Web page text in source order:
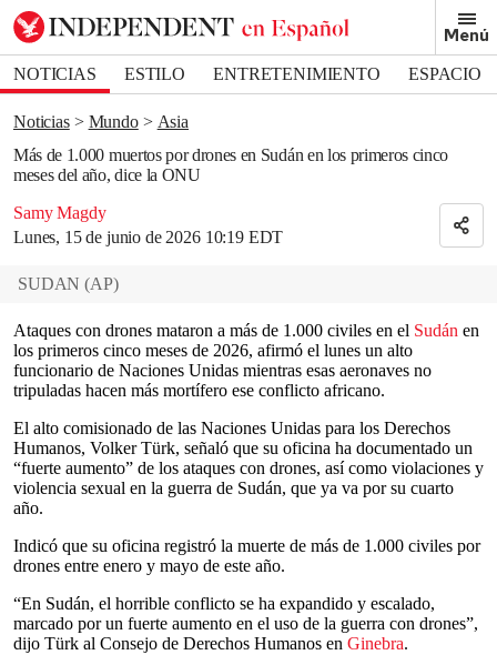
Menú
NOTICIAS ESTILO ENTRETENIMIENTO
ESPACIO
DEPORTES
Noticias Mundo
Asia
Más de 1.000 muertos por drones en Sudán en los primeros cinco
meses del año, dice la ONU
Samy Magdy
Lunes, 15 de junio de 2026 10:19 EDT
Bookmark popover
Removed from bookmarks
Close popover
SUDAN (AP)
Ataques con drones mataron a más de 1.000 civiles en el Sudán en
los primeros cinco meses de 2026, afirmó el lunes un alto
funcionario de Naciones Unidas mientras esas aeronaves no
tripuladas hacen más mortífero ese conflicto africano.
El alto comisionado de las Naciones Unidas para los Derechos
Humanos, Volker Türk, señaló que su oficina ha documentado un
“fuerte aumento” de los ataques con drones, así como violaciones y
violencia sexual en la guerra de Sudán, que ya va por su cuarto
año.
Indicó que su oficina registró la muerte de más de 1.000 civiles por
drones entre enero y mayo de este año.
“En Sudán, el horrible conflicto se ha expandido y escalado,
marcado por un fuerte aumento en el uso de la guerra con drones”,
dijo Türk al Consejo de Derechos Humanos en Ginebra.